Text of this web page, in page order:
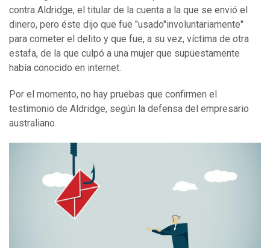
contra Aldridge, el titular de la cuenta a la que se envió el
dinero, pero éste dijo que fue "usado"involuntariamente"
para cometer el delito y que fue, a su vez, víctima de otra
estafa, de la que culpó a una mujer que supuestamente
había conocido en internet.
Por el momento, no hay pruebas que confirmen el
testimonio de Aldridge, según la defensa del empresario
australiano.